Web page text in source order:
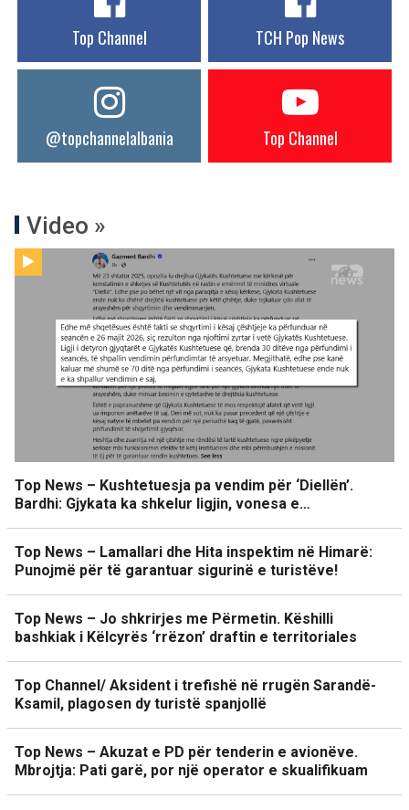
Top Channel TCH Pop News
@topchannelalbania Top Channel
Video »
Top News – Kushtetuesja pa vendim për ‘Diellën’.
Bardhi: Gjykata ka shkelur ligjin, vonesa e…
Top News – Lamallari dhe Hita inspektim në Himarë:
Punojmë për të garantuar sigurinë e turistëve!
Top News – Jo shkrirjes me Përmetin. Këshilli
bashkiak i Këlcyrës ‘rrëzon’ draftin e territoriales
Top Channel/ Aksident i trefishë në rrugën Sarandë-
Ksamil, plagosen dy turistë spanjollë
Top News – Akuzat e PD për tenderin e avionëve.
Mbrojtja: Pati garë, por një operator e skualifikuam